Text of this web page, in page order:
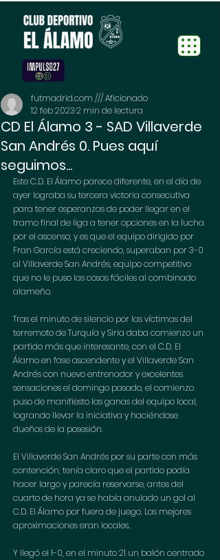
CD El Álamo 3 - SAD Villaverde
San Andrés 0. Pues aquí
seguimos...
futmadrid.com /// Aficionado
12 feb 20232 min de lectura
Este C.D. El Álamo parece diferente, en el día de
ayer lograba su tercera victoria consecutiva
para tener esperanzas de poder llegar en el
tramo final de liga a tener opciones en la lucha
por el ascenso, y es que el equipo dirigido por
Fran García está creciendo, superaban por 3-0
al Villaverde San Andrés, equipo competitivo
que no le puso las cosas fáciles al combinado
alameño.
Tras el minuto de silencio por las víctimas del
terremoto de Turquía y Siria daba comienzo un
partido más que interesante, con el C.D. El
Álamo en fase ascendente y el Villaverde San
Andrés con nuevo entrenador y excelentes
sensaciones el domingo pasado, el comienzo
puso de manifiesto las ganas del equipo local,
logrando llevar la iniciativa y haciéndose
dueños de la posesión.
El Villaverde San Andrés por su parte con más
contención, tenía claro que el partido podía
hacer largo y parecía reservarse, antes del
cuarto de hora ya se había anulado un gol al
C.D. El Álamo por fuera de juego. Las mejores
aproximaciones eran locales.
Y llegó el 1-0, en el minuto 21 un balón centrado